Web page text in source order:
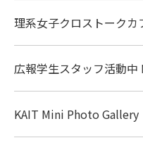
公式
理系女子クロストークカ
広報学生スタッフ活動中
KAIT Mini Photo Gallery